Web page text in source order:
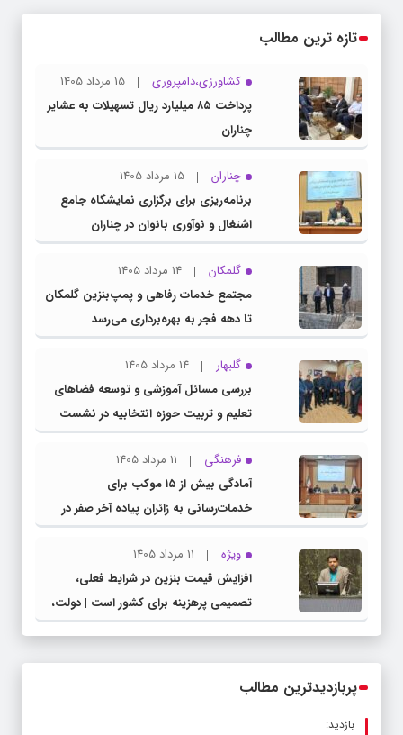
تازه ترین مطالب
کشاورزی،دامپروری
15 مرداد 1405
پرداخت ۸۵ میلیارد ریال تسهیلات به عشایر
چناران
چناران
15 مرداد 1405
برنامه‌ریزی برای برگزاری نمایشگاه جامع
اشتغال و نوآوری بانوان در چناران
گلمکان
14 مرداد 1405
مجتمع خدمات رفاهی و پمپ‌بنزین گلمکان
تا دهه فجر به بهره‌برداری می‌رسد
گلبهار
14 مرداد 1405
بررسی مسائل آموزشی و توسعه فضاهای
تعلیم و تربیت حوزه انتخابیه در نشست
مشترک عضو کمیسیون آموزش مجلس با
مدیرکل آموزش و پرورش خراسان رضوی
فرهنگی
11 مرداد 1405
آمادگی بیش از ۱۵ موکب برای
خدمات‌رسانی به زائران پیاده آخر صفر در
شهرستان چناران
ویژه
11 مرداد 1405
افزایش قیمت بنزین در شرایط فعلی،
تصمیمی پرهزینه برای کشور است | دولت،
قاچاق سوخت و عوامل اصلی ناترازی را
پربازدیدترین مطالب
بازدید: